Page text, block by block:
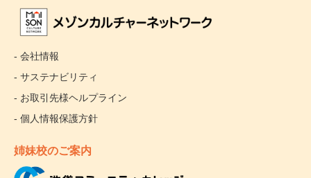
- 会社情報
- サステナビリティ
- お取引先様ヘルプライン
- 個人情報保護方針
姉妹校のご案内